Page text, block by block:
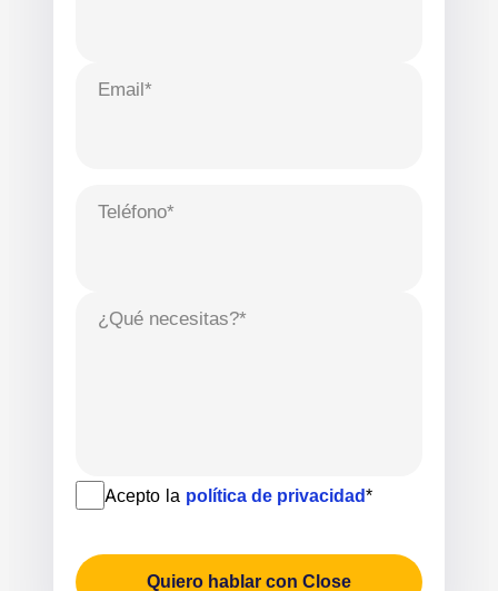
Email*
Teléfono*
¿Qué necesitas?*
Acepto la política de privacidad*
Quiero hablar con Close